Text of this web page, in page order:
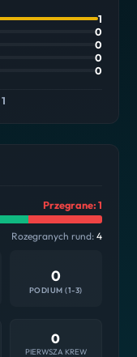
1
0
0
0
0
1
Przegrane: 1
Rozegranych rund: 4
0
PODIUM (1-3)
0
PIERWSZA KREW